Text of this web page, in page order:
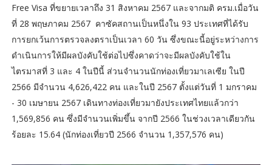
Free Visa ที่ขยายเวลาถึง 31 สิงหาคม 2567 และจากมติ ครม.เมื่อวัน
ที่ 28 พฤษภาคม 2567 คาซัคสถานเป็นหนึ่งใน 93 ประเทศที่ได้รับ
การยกเว้นการตรวจลงตราเป็นเวลา 60 วัน ซึ่งขณะนี้อยู่ระหว่างการ
ดำเนินการให้มีผลบังคับใช้ต่อไปซึ่งคาดว่าจะมีผลบังคับใช้ใน
ไตรมาสที่ 3 และ 4 ในปีนี้ ส่วนจำนวนนักท่องเที่ยวมาเลเซีย ในปี
2566 มีจำนวน 4,626,422 คน และในปี 2567 ตั้งแต่วันที่ 1 มกราคม
- 30 เมษายน 2567 เดินทางท่องเที่ยวมายังประเทศไทยแล้วกว่า
1,569,856 คน ซึ่งมีจำนวนเพิ่มขึ้น จากปี 2566 ในช่วงเวลาเดียวกัน
ร้อยละ 15.64 (นักท่องเที่ยวปี 2566 จำนวน 1,357,576 คน)